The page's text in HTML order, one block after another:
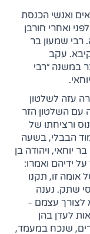
ואנשי הכנסת
ואחרי חורבן
רבי שמעון בר
עקב
במשנה "רבי
עזה לשלטון
עם השלטון הזר
ורציחתו של
הבבלי, בשעה
יוחאי, ויהודה בן
ידיהם ואמרו:
אומה זו, תקנו
שתק. נענה
לצורך עצמם -
לעדן בהן
שנכח במעמד,